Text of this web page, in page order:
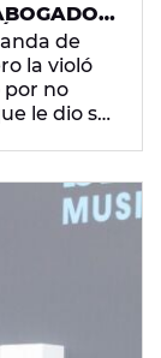
POR
CLIENTE
de
la violó
por no
le dio su